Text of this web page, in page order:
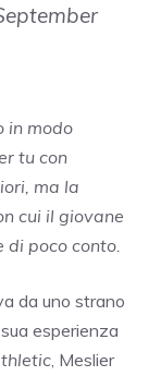
in modo
tu con
ma la
cui il giovane
di poco conto.
da uno strano
esperienza
, Meslier